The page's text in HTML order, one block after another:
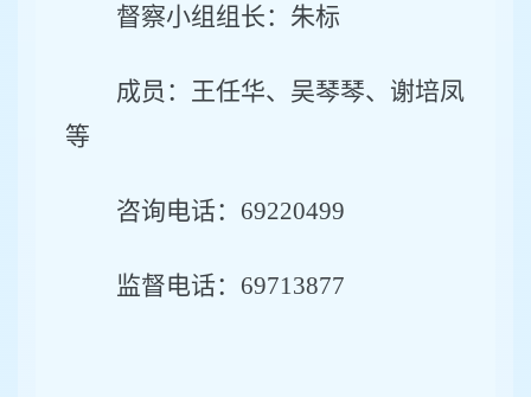
督察小组组长：朱标
成员： 王任华、吴琴琴、谢培凤
等
咨询电话： 69220499
监督电话： 69713877